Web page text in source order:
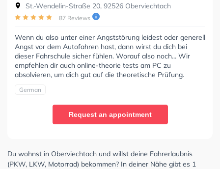
St.-Wendelin-Straße 20, 92526 Oberviechtach
87 Reviews
Wenn du also unter einer Angststörung leidest oder generell
Angst vor dem Autofahren hast, dann wirst du dich bei
dieser Fahrschule sicher fühlen. Worauf also noch... Wir
empfehlen dir auch online-theorie tests am PC zu
absolvieren, um dich gut auf die theoretische Prüfung.
German
Request an appointment
Du wohnst in Oberviechtach und willst deine Fahrerlaubnis
(PKW, LKW, Motorrad) bekommen? In deiner Nähe gibt es 1